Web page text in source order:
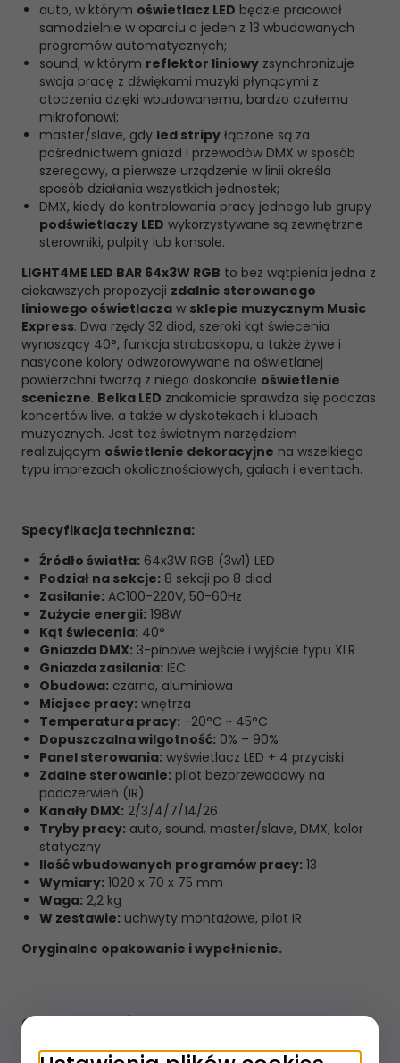
auto, w którym oświetlacz LED będzie pracował
samodzielnie w oparciu o jeden z 13 wbudowanych
programów automatycznych;
sound, w którym reflektor liniowy zsynchronizuje
swoja pracę z dźwiękami muzyki płynącymi z
otoczenia dzięki wbudowanemu, bardzo czułemu
mikrofonowi;
master/slave, gdy led stripy łączone są za
pośrednictwem gniazd i przewodów DMX w sposób
szeregowy, a pierwsze urządzenie w linii określa
sposób działania wszystkich jednostek;
DMX, kiedy do kontrolowania pracy jednego lub grupy
podświetlaczy LED wykorzystywane są zewnętrzne
sterowniki, pulpity lub konsole.
LIGHT4ME LED BAR 64x3W RGB to bez wątpienia jedna z
ciekawszych propozycji zdalnie sterowanego
liniowego oświetlacza w sklepie muzycznym Music
Express. Dwa rzędy 32 diod, szeroki kąt świecenia
wynoszący 40°, funkcja stroboskopu, a także żywe i
nasycone kolory odwzorowywane na oświetlanej
powierzchni tworzą z niego doskonałe oświetlenie
sceniczne. Belka LED znakomicie sprawdza się podczas
koncertów live, a także w dyskotekach i klubach
muzycznych. Jest też świetnym narzędziem
realizującym oświetlenie dekoracyjne na wszelkiego
typu imprezach okolicznościowych, galach i eventach.
Specyfikacja techniczna:
Źródło światła: 64x3W RGB (3w1) LED
Podział na sekcje: 8 sekcji po 8 diod
Zasilanie: AC100-220V, 50-60Hz
Zużycie energii: 198W
Kąt świecenia: 40°
Gniazda DMX: 3-pinowe wejście i wyjście typu XLR
Gniazda zasilania: IEC
Obudowa: czarna, aluminiowa
Miejsce pracy: wnętrza
Temperatura pracy: -20°C ~ 45°C
Dopuszczalna wilgotność: 0% – 90%
Panel sterowania: wyświetlacz LED + 4 przyciski
Zdalne sterowanie: pilot bezprzewodowy na
podczerwień (IR)
Kanały DMX: 2/3/4/7/14/26
Tryby pracy: auto, sound, master/slave, DMX, kolor
statyczny
Ilość wbudowanych programów pracy: 13
Wymiary: 1020 x 70 x 75 mm
Waga: 2,2 kg
W zestawie: uchwyty montażowe, pilot IR
Oryginalne opakowanie i wypełnienie.
OPINIE KLIENTÓW